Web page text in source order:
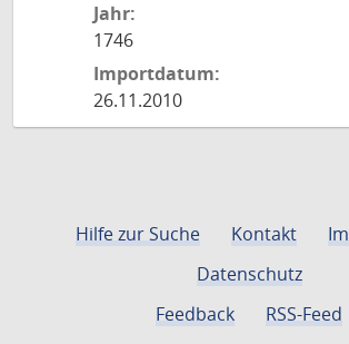
Jahr:
1746
Importdatum:
26.11.2010
Hilfe zur Suche Kontakt
Datenschutz
Feedback
RSS-Feed